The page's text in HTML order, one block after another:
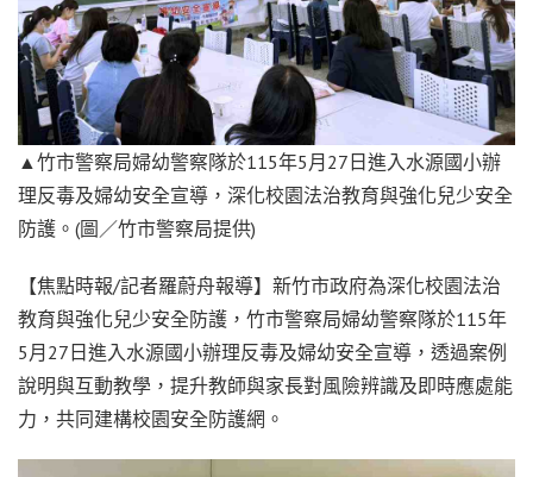
▲竹市警察局婦幼警察隊於115年5月27日進入水源國小辦
理反毒及婦幼安全宣導，深化校園法治教育與強化兒少安全
防護。(圖／竹市警察局提供)
【焦點時報/記者羅蔚舟報導】新竹市政府為深化校園法治
教育與強化兒少安全防護，竹市警察局婦幼警察隊於115年
5月27日進入水源國小辦理反毒及婦幼安全宣導，透過案例
說明與互動教學，提升教師與家長對風險辨識及即時應處能
力，共同建構校園安全防護網。